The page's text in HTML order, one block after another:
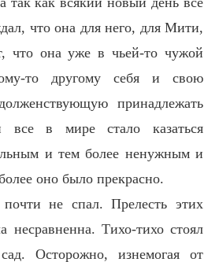
что она для него, для Мити,
что она уже в чьей-то чужой
то другому себя и свою
принадлежать
в мире стало казаться
и тем более ненужным и
оно было прекрасно.
не спал. Прелесть этих
несравненна. Тихо-тихо стоял
Осторожно, изнемогая от